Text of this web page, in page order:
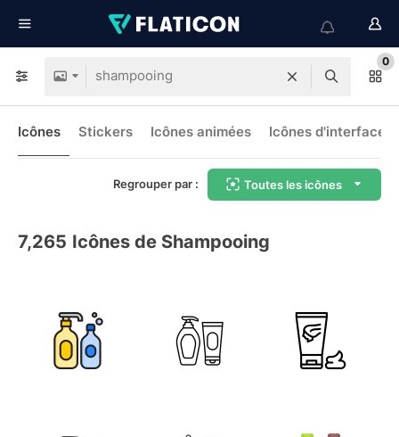
0
Icônes Stickers Icônes animées Icônes d'interface
Regrouper par : Toutes les icônes
7,265 Icônes de Shampooing